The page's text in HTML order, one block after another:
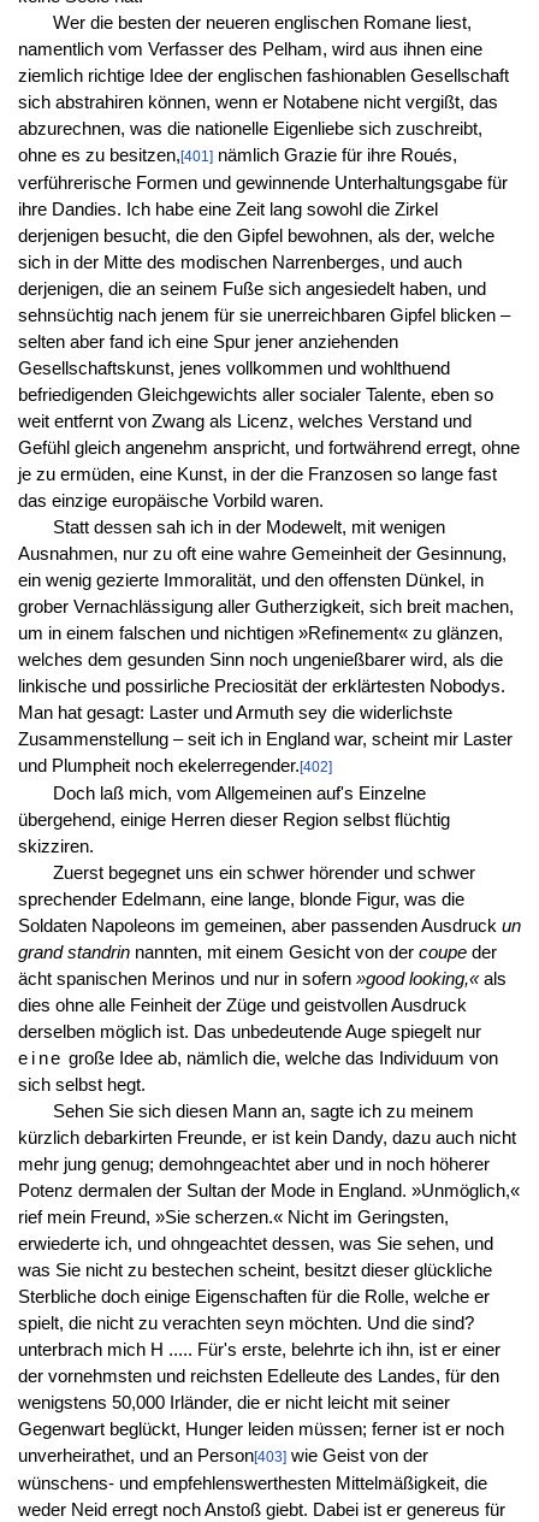
Wer die besten der neueren englischen Romane liest,
namentlich vom Verfasser des Pelham, wird aus ihnen eine
ziemlich richtige Idee der englischen fashionablen Gesellschaft
sich abstrahiren können, wenn er Notabene nicht vergißt, das
abzurechnen, was die nationelle Eigenliebe sich zuschreibt,
ohne es zu besitzen, [401]nämlich Grazie für ihre Roués,
verführerische Formen und gewinnende Unterhaltungsgabe für
ihre Dandies. Ich habe eine Zeit lang sowohl die Zirkel
derjenigen besucht, die den Gipfel bewohnen, als der, welche
sich in der Mitte des modischen Narrenberges, und auch
derjenigen, die an seinem Fuße sich angesiedelt haben, und
sehnsüchtig nach jenem für sie unerreichbaren Gipfel blicken –
selten aber fand ich eine Spur jener anziehenden
Gesellschaftskunst, jenes vollkommen und wohlthuend
befriedigenden Gleichgewichts aller socialer Talente, eben so
weit entfernt von Zwang als Licenz, welches Verstand und
Gefühl gleich angenehm anspricht, und fortwährend erregt, ohne
je zu ermüden, eine Kunst, in der die Franzosen so lange fast
das einzige europäische Vorbild waren.
Statt dessen sah ich in der Modewelt, mit wenigen
Ausnahmen, nur zu oft eine wahre Gemeinheit der Gesinnung,
ein wenig gezierte Immoralität, und den offensten Dünkel, in
grober Vernachlässigung aller Gutherzigkeit, sich breit machen,
um in einem falschen und nichtigen »Refinement« zu glänzen,
welches dem gesunden Sinn noch ungenießbarer wird, als die
linkische und possirliche Preciosität der erklärtesten Nobodys.
Man hat gesagt: Laster und Armuth sey die widerlichste
Zusammenstellung – seit ich in England war, scheint mir Laster
und Plumpheit noch ekelerregender. [402]
Doch laß mich, vom Allgemeinen auf's Einzelne
übergehend, einige Herren dieser Region selbst flüchtig
skizziren.
Zuerst begegnet uns ein schwer hörender und schwer
sprechender Edelmann, eine lange, blonde Figur, was die
Soldaten Napoleons im gemeinen, aber passenden Ausdruck un
grand standrinnannten, mit einem Gesicht von der coupeder
ächt spanischen Merinos und nur in sofern »good looking,«als
dies ohne alle Feinheit der Züge und geistvollen Ausdruck
derselben möglich ist. Das unbedeutende Auge spiegelt nur
eine große Idee ab, nämlich die, welche das Individuum von
sich selbst hegt.
Sehen Sie sich diesen Mann an, sagte ich zu meinem
kürzlich debarkirten Freunde, er ist kein Dandy, dazu auch nicht
mehr jung genug; demohngeachtet aber und in noch höherer
Potenz dermalen der Sultan der Mode in England. »Unmöglich,«
rief mein Freund, »Sie scherzen.« Nicht im Geringsten,
erwiederte ich, und ohngeachtet dessen, was Sie sehen, und
was Sie nicht zu bestechen scheint, besitzt dieser glückliche
Sterbliche doch einige Eigenschaften für die Rolle, welche er
spielt, die nicht zu verachten seyn möchten. Und die sind?
unterbrach mich H ..... Für's erste, belehrte ich ihn, ist er einer
der vornehmsten und reichsten Edelleute des Landes, für den
wenigstens 50,000 Irländer, die er nicht leicht mit seiner
Gegenwart beglückt, Hunger leiden müssen; ferner ist er noch
unverheirathet, und an Person[403]wie Geist von der
wünschens- und empfehlenswerthesten Mittelmäßigkeit, die
weder Neid erregt noch Anstoß giebt. Dabei ist er genereus für